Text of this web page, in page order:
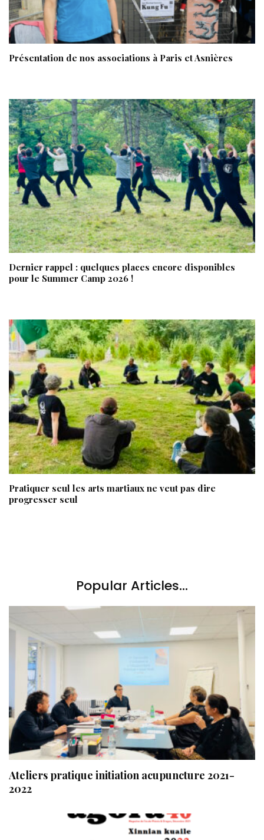
Présentation de nos associations à Paris et Asnières
Dernier rappel : quelques places encore disponibles
pour le Summer Camp 2026 !
Pratiquer seul les arts martiaux ne veut pas dire
progresser seul
Popular Articles...
Ateliers pratique initiation acupuncture 2021-
2022